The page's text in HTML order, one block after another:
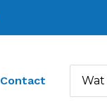
Contact
naar: